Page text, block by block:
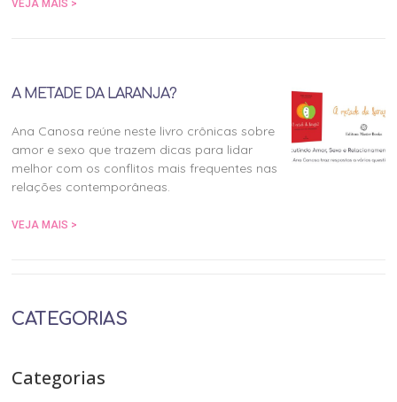
VEJA MAIS >
A METADE DA LARANJA?
Ana Canosa reúne neste livro crônicas sobre
amor e sexo que trazem dicas para lidar
melhor com os conflitos mais frequentes nas
relações contemporâneas.
VEJA MAIS >
CATEGORIAS
Categorias